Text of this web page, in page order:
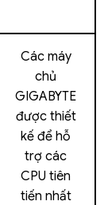
Các máy
chủ
GIGABYTE
được thiết
kế để hỗ
trợ các
CPU tiên
tiến nhất